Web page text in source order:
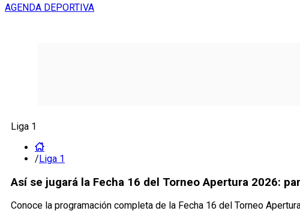
AGENDA DEPORTIVA
Liga 1
/Liga 1
Así se jugará la Fecha 16 del Torneo Apertura 2026:
Conoce la programación completa de la Fecha 16 del Torneo